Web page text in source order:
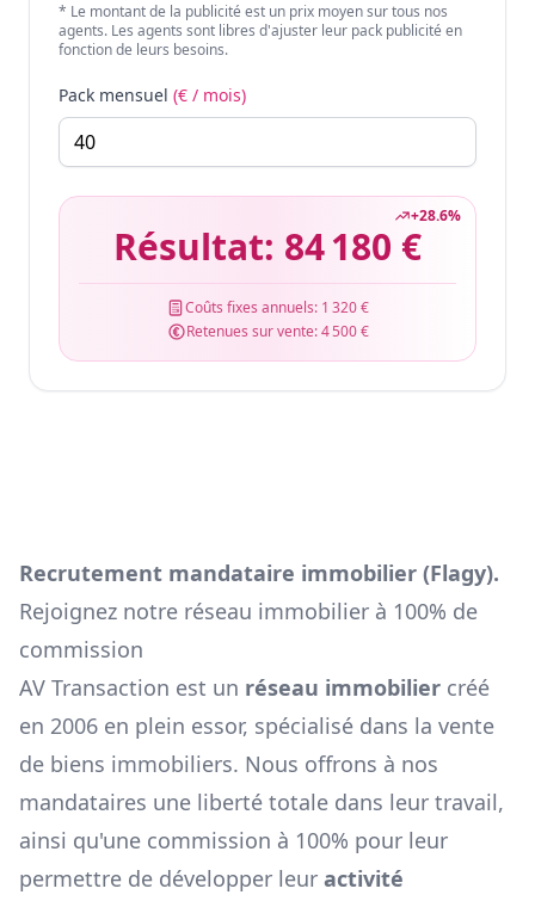
* Le montant de la publicité est un prix moyen sur tous nos
agents. Les agents sont libres d'ajuster leur pack publicité en
fonction de leurs besoins.
Pack mensuel (€ / mois)
+28.6%
Résultat: 84 180 €
Coûts fixes annuels: 1 320 €
Retenues sur vente:4 500 €
Recrutement mandataire immobilier (Flagy).
Rejoignez notre réseau immobilier à 100% de
commission
AV Transaction est un réseau immobilier créé
en 2006 en plein essor, spécialisé dans la vente
de biens immobiliers. Nous offrons à nos
mandataires une liberté totale dans leur travail,
ainsi qu'une commission à 100% pour leur
permettre de développer leur activité